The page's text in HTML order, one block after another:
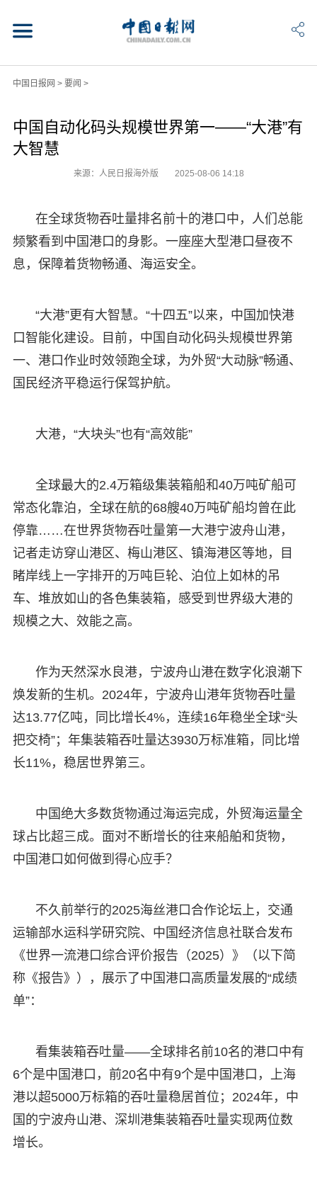
中国日报网 > 要闻 >
中国自动化码头规模世界第一——“大港”有
大智慧
来源：人民日报海外版 2025-08-06 14:18
在全球货物吞吐量排名前十的港口中，人们总能
频繁看到中国港口的身影。一座座大型港口昼夜不
息，保障着货物畅通、海运安全。
“大港”更有大智慧。“十四五”以来，中国加快港
口智能化建设。目前，中国自动化码头规模世界第
一、港口作业时效领跑全球，为外贸“大动脉”畅通、
国民经济平稳运行保驾护航。
大港，“大块头”也有“高效能”
全球最大的2.4万箱级集装箱船和40万吨矿船可
常态化靠泊，全球在航的68艘40万吨矿船均曾在此
停靠……在世界货物吞吐量第一大港宁波舟山港，
记者走访穿山港区、梅山港区、镇海港区等地，目
睹岸线上一字排开的万吨巨轮、泊位上如林的吊
车、堆放如山的各色集装箱，感受到世界级大港的
规模之大、效能之高。
作为天然深水良港，宁波舟山港在数字化浪潮下
焕发新的生机。2024年，宁波舟山港年货物吞吐量
达13.77亿吨，同比增长4%，连续16年稳坐全球“头
把交椅”；年集装箱吞吐量达3930万标准箱，同比增
长11%，稳居世界第三。
中国绝大多数货物通过海运完成，外贸海运量全
球占比超三成。面对不断增长的往来船舶和货物，
中国港口如何做到得心应手？
不久前举行的2025海丝港口合作论坛上，交通
运输部水运科学研究院、中国经济信息社联合发布
《世界一流港口综合评价报告（2025）》（以下简
称《报告》），展示了中国港口高质量发展的“成绩
单”：
看集装箱吞吐量——全球排名前10名的港口中有
6个是中国港口，前20名中有9个是中国港口，上海
港以超5000万标箱的吞吐量稳居首位；2024年，中
国的宁波舟山港、深圳港集装箱吞吐量实现两位数
增长。